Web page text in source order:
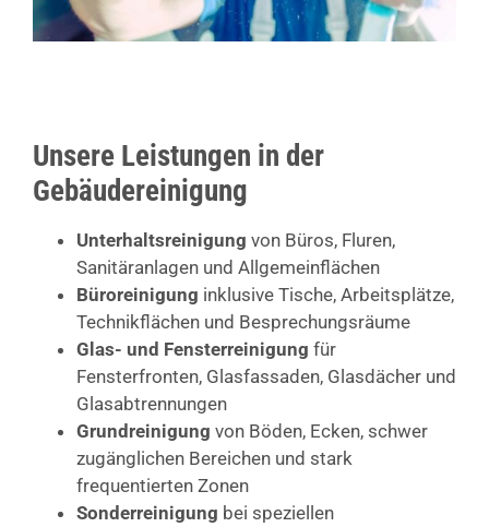
Unsere Leistungen in der
Gebäudereinigung
Unterhaltsreinigung von Büros, Fluren,
Sanitäranlagen und Allgemeinflächen
Büroreinigung inklusive Tische, Arbeitsplätze,
Technikflächen und Besprechungsräume
Glas- und Fensterreinigung für
Fensterfronten, Glasfassaden, Glasdächer und
Glasabtrennungen
Grundreinigung von Böden, Ecken, schwer
zugänglichen Bereichen und stark
frequentierten Zonen
Sonderreinigung bei speziellen